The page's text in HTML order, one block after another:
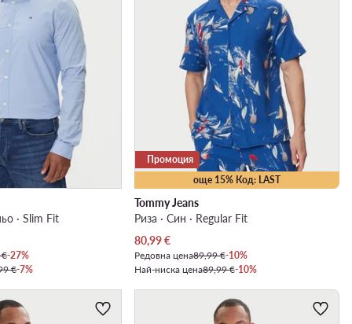
· Slim Fit
€-27%
€-7%
още 15% Код: LAST
Промоция
Tommy Jeans
Риза · Син · Regular Fit
Актуална цена
80,99€
Редовна цена89,99 €-10%
Най-ниска цена89,99 €-10%